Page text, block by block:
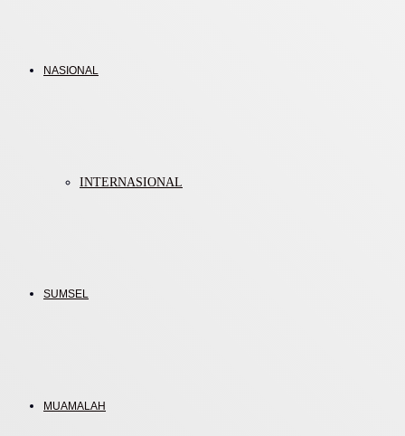
NASIONAL
INTERNASIONAL
SUMSEL
MUAMALAH